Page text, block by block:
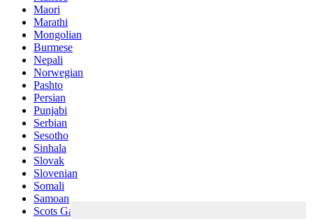
Maori
Marathi
Mongolian
Burmese
Nepali
Norwegian
Pashto
Persian
Punjabi
Serbian
Sesotho
Sinhala
Slovak
Slovenian
Somali
Samoan
Scots Gaelic